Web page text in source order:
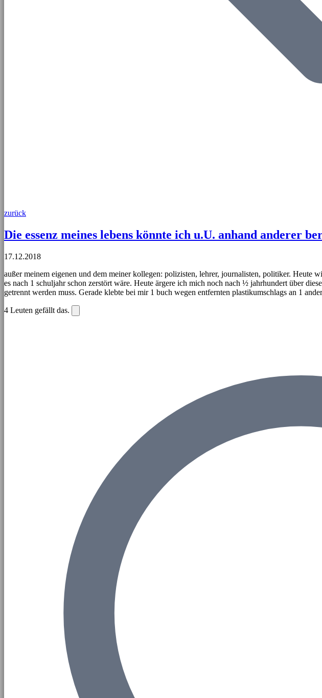
zurück
Die essenz meines lebens könnte ich u.U. anhand anderer
17.12.2018
außer meinem eigenen und dem meiner kollegen: polizisten, lehrer, journalisten, politiker.
es nach 1 schuljahr schon zerstört wäre. Heute ärgere ich mich noch nach ½ jahrhundert über
getrennt werden muss. Gerade klebte bei mir 1 buch wegen entfernten plastikumschlags an 1
4 Leuten gefällt das.